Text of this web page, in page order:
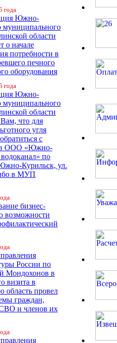
года
Южно-
муниципального
области
о начале
потребности в
печного
оборудования
года
Южно-
муниципального
области
что для
угля
с
в ООО «Южно-
по
Курильск, ул.
в МУП
бизнес-
возможности
России по
Мондохонов в
визита в
область провел
граждан,
и членов их